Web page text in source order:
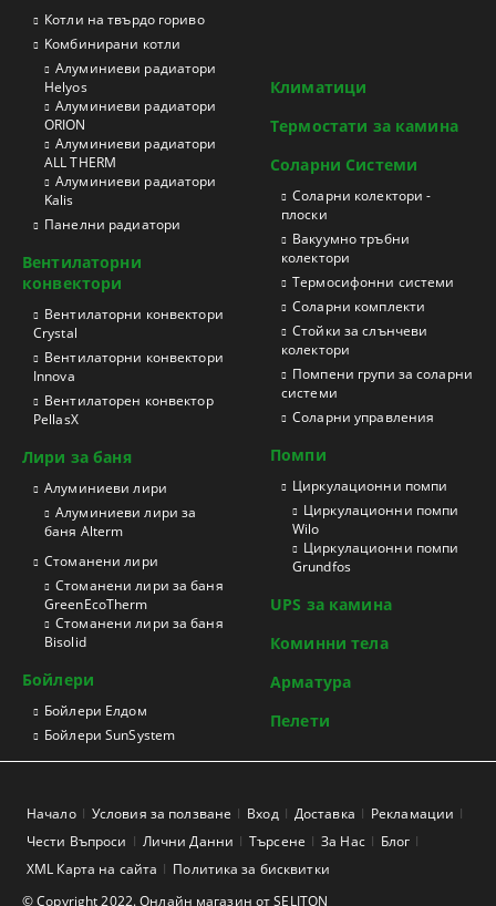
Котли на твърдо гориво
Kомбинирани котли
Aлуминиеви радиатори
Helyos
Aлуминиеви радиатори
ORION
Aлуминиеви радиатори
ALL THERM
Aлуминиеви радиатори
Kalis
Панелни радиатори
Вентилаторни
конвектори
Вентилаторни конвектори
Crystal
Вентилаторни конвектори
Innova
Вентилаторен конвектор
PellasX
Лири за баня
Aлуминиеви лири
Алуминиеви лири за
баня Alterm
Стоманени лири
Стоманени лири за баня
GreenEcoTherm
Стоманени лири за баня
Bisolid
Бойлери
Бойлери Елдом
Бойлери SunSystem
Климатици
Термостати за камина
Соларни Системи
Соларни колектори -
плоски
Вакуумно тръбни
колектори
Термосифонни системи
Соларни комплекти
Стойки за слънчеви
колектори
Помпени групи за соларни
системи
Соларни управления
Помпи
Циркулационни помпи
Циркулационни помпи
Wilo
Циркулационни помпи
Grundfos
UPS за камина
Коминни тела
Арматура
Пелети
© Copyright 2022. Онлайн магазин от SELITON
Начало Условия за ползване Вход Доставка
Рекламации
Чести Въпроси
Лични Данни Търсене За Нас
Блог
XML Карта на сайта
Политика за бисквитки